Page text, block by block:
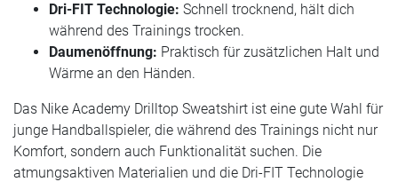
Dri-FIT Technologie: Schnell trocknend, hält dich
während des Trainings trocken.
Daumenöffnung: Praktisch für zusätzlichen Halt und
Wärme an den Händen.
Das Nike Academy Drilltop Sweatshirt ist eine gute Wahl für
junge Handballspieler, die während des Trainings nicht nur
Komfort, sondern auch Funktionalität suchen. Die
atmungsaktiven Materialien und die Dri-FIT Technologie